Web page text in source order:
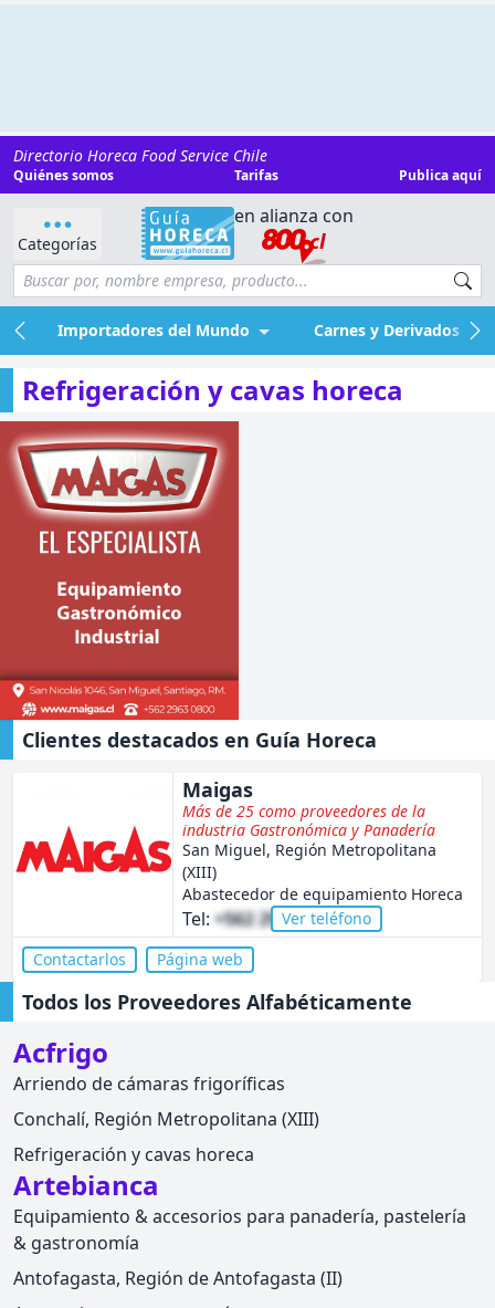
Directorio Horeca Food Service Chile
Quiénes somos Tarifas Publica aquí
Categorías
en alianza con
Importadores del Mundo Carnes y Derivados
Refrigeración y cavas horeca
Clientes destacados en Guía Horeca
Maigas
Más de 25 como proveedores de la
industria Gastronómica y Panadería
San Miguel, Región Metropolitana
(XIII)
Abastecedor de equipamiento Horeca
Tel: +562 2963 0800
Ver teléfono
Contactarlos
Página web
Todos los Proveedores Alfabéticamente
Acfrigo
Arriendo de cámaras frigoríficas
Conchalí, Región Metropolitana (XIII)
Refrigeración y cavas horeca
Artebianca
Equipamiento & accesorios para panadería, pastelería
& gastronomía
Antofagasta, Región de Antofagasta (II)